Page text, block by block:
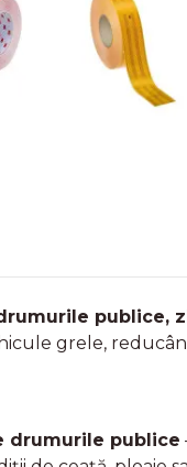
publice,
grele,
drumurile publice